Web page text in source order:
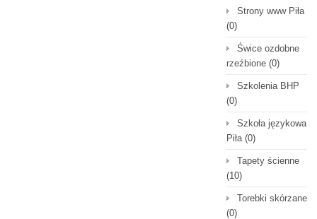
Strony www Piła
(0)
Świce ozdobne
rzeźbione (0)
Szkolenia BHP
(0)
Szkoła językowa
Piła(0)
Tapety ścienne
(10)
Torebki skórzane
(0)